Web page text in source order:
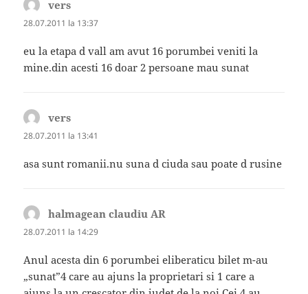
vers
28.07.2011 la 13:37
eu la etapa d vall am avut 16 porumbei veniti la
mine.din acesti 16 doar 2 persoane mau sunat
vers
28.07.2011 la 13:41
asa sunt romanii.nu suna d ciuda sau poate d rusine
halmagean claudiu AR
28.07.2011 la 14:29
Anul acesta din 6 porumbei eliberaticu bilet m-au
„sunat”4 care au ajuns la proprietari si 1 care a